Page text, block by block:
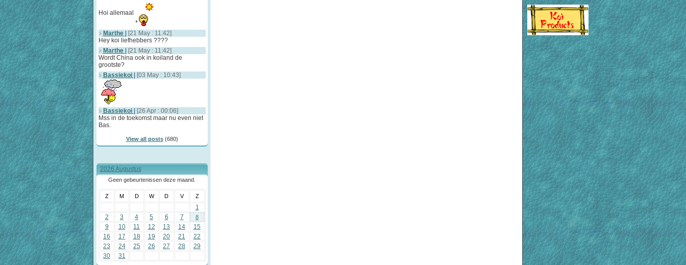
Hoi allemaal
Marthe
[21 May : 11:42]
Hey koi liefhebbers ????
Marthe
[21 May : 11:42]
Wordt China ook in koiland de
grootste?
Bassiekoi
[03 May : 10:43]
Bassiekoi
[26 Apr : 00:06]
Mss in de toekomst maar nu even niet
Bas.
View all posts(680)
2026 Augustus
Geen gebeurtenissen deze maand.
Z M D W D V Z
1
2
3 4 5 6 7 8
9 10 11 12 13 14
15
16
17 18 19 20 21
22
23
24 25 26 27 28
29
30
31